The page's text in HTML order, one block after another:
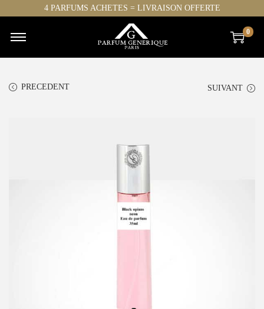
4 PARFUMS ACHETES = LIVRAISON OFFERTE
0
PRECEDENT SUIVANT